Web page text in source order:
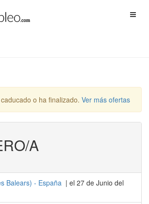
o ha finalizado. Ver más ofertas
A
Balears) - España | el 27 de Junio del